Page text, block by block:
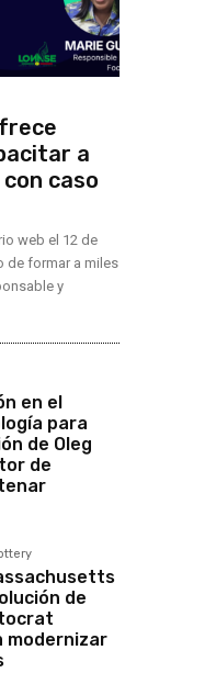
a
caso
web el 12 de
de formar a miles
y
en el
para
de Oleg
de
de
modernizar